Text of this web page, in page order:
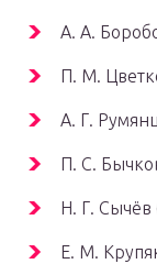
А. А.
П. М.
А. Г.
П. С.
Н. Г.
Е. М.